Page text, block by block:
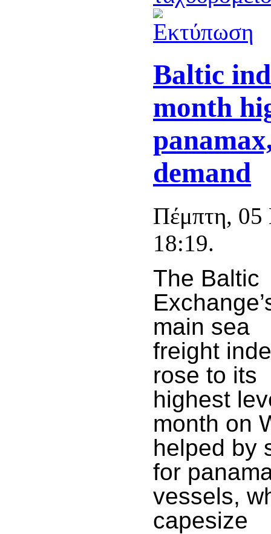
Baltic
month
demand
Πέμπτη, 05
18:19.
The Baltic
main sea
freight
rose to its
highest
month on
helped by
for
vessels,
capesize